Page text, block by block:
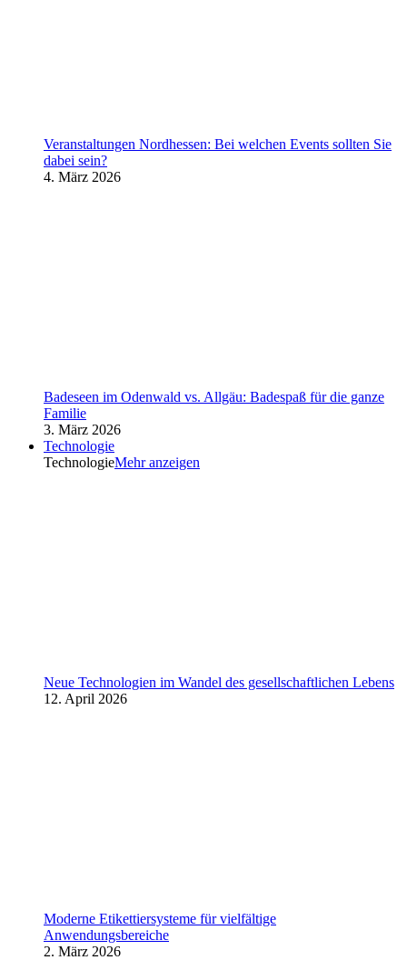
Veranstaltungen Nordhessen: Bei welchen Events sollten Sie
dabei sein?
4. März 2026
Badeseen im Odenwald vs. Allgäu: Badespaß für die ganze
Familie
3. März 2026
Technologie
TechnologieMehr anzeigen
Neue Technologien im Wandel des gesellschaftlichen Lebens
12. April 2026
Moderne Etikettiersysteme für vielfältige
Anwendungsbereiche
2. März 2026